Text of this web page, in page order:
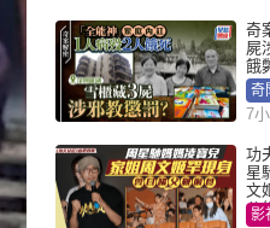
奇
屍
餓
奇
7
功
星
文姬
影